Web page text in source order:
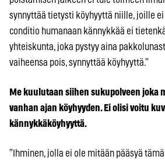
synnyttää tietysti köyhyyttä niille, joille
conditio humanaan kännykkää ei
yhteiskunta, joka pystyy aina
vaiheensa pois, synnyttää köyhyyttä.”
Me kuulutaan siihen sukupolveen joka
vanhan ajan köyhyyden. Ei olisi voitu
kännykkäköyhyyttä.
”Ihminen, jolla ei ole mitään pääsyä